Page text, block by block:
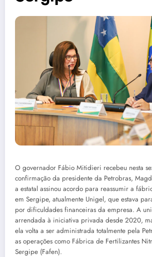
O governador Fábio Mitidieri recebeu nesta
confirmação da presidente da Petrobras,
a estatal assinou acordo para reassumir a
em Sergipe, atualmente Unigel, que estava
por dificuldades financeiras da empresa. A
arrendada à iniciativa privada desde 2020,
ela volta a ser administrada totalmente pela
as operações como Fábrica de Fertilizantes
Sergipe (Fafen).